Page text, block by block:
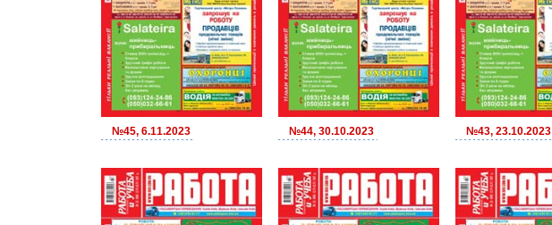
№45, 6.11.2023 №44, 30.10.2023 №43, 23.10.2023